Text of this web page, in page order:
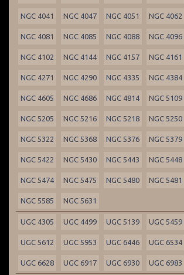
NGC 4041 NGC 4047 NGC 4051 NGC 4062
NGC 4081 NGC 4085 NGC 4088 NGC 4096
NGC 4102 NGC 4144 NGC 4157 NGC 4161
NGC 4271 NGC 4290 NGC 4335 NGC 4384
NGC 4605 NGC 4686 NGC 4814 NGC 5109
NGC 5205 NGC 5216 NGC 5218 NGC 5250
NGC 5322 NGC 5368 NGC 5376 NGC 5379
NGC 5422 NGC 5430 NGC 5443 NGC 5448
NGC 5474 NGC 5475 NGC 5480 NGC 5481
NGC 5585 NGC 5631
UGC 4305 UGC 4499 UGC 5139 UGC 5459
UGC 5612 UGC 5953 UGC 6446 UGC 6534
UGC 6628 UGC 6917 UGC 6930 UGC 6983